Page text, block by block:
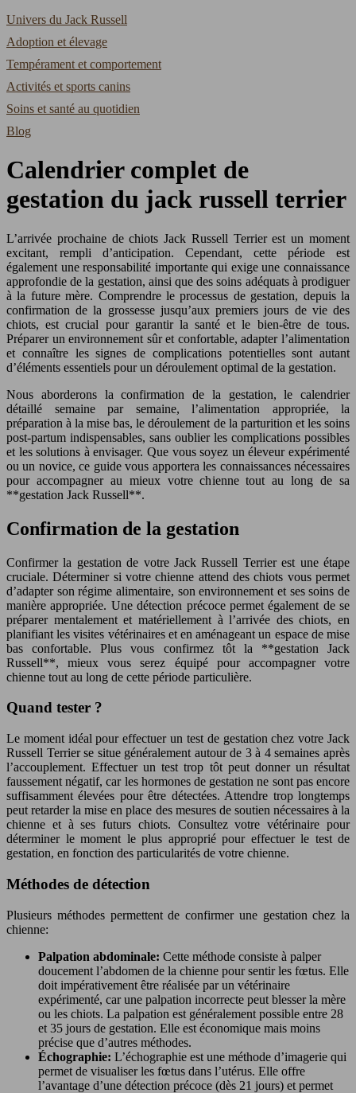
Univers du Jack Russell
Adoption et élevage
Tempérament et comportement
Activités et sports canins
Soins et santé au quotidien
Blog
Calendrier complet de
gestation du jack russell terrier
L’arrivée prochaine de chiots Jack Russell Terrier est un moment
excitant, rempli d’anticipation. Cependant, cette période est
également une responsabilité importante qui exige une connaissance
approfondie de la gestation, ainsi que des soins adéquats à prodiguer
à la future mère. Comprendre le processus de gestation, depuis la
confirmation de la grossesse jusqu’aux premiers jours de vie des
chiots, est crucial pour garantir la santé et le bien-être de tous.
Préparer un environnement sûr et confortable, adapter l’alimentation
et connaître les signes de complications potentielles sont autant
d’éléments essentiels pour un déroulement optimal de la gestation.
Nous aborderons la confirmation de la gestation, le calendrier
détaillé semaine par semaine, l’alimentation appropriée, la
préparation à la mise bas, le déroulement de la parturition et les soins
post-partum indispensables, sans oublier les complications possibles
et les solutions à envisager. Que vous soyez un éleveur expérimenté
ou un novice, ce guide vous apportera les connaissances nécessaires
pour accompagner au mieux votre chienne tout au long de sa
**gestation Jack Russell**.
Confirmation de la gestation
Confirmer la gestation de votre Jack Russell Terrier est une étape
cruciale. Déterminer si votre chienne attend des chiots vous permet
d’adapter son régime alimentaire, son environnement et ses soins de
manière appropriée. Une détection précoce permet également de se
préparer mentalement et matériellement à l’arrivée des chiots, en
planifiant les visites vétérinaires et en aménageant un espace de mise
bas confortable. Plus vous confirmez tôt la **gestation Jack
Russell**, mieux vous serez équipé pour accompagner votre
chienne tout au long de cette période particulière.
Quand tester ?
Le moment idéal pour effectuer un test de gestation chez votre Jack
Russell Terrier se situe généralement autour de 3 à 4 semaines après
l’accouplement. Effectuer un test trop tôt peut donner un résultat
faussement négatif, car les hormones de gestation ne sont pas encore
suffisamment élevées pour être détectées. Attendre trop longtemps
peut retarder la mise en place des mesures de soutien nécessaires à la
chienne et à ses futurs chiots. Consultez votre vétérinaire pour
déterminer le moment le plus approprié pour effectuer le test de
gestation, en fonction des particularités de votre chienne.
Méthodes de détection
Plusieurs méthodes permettent de confirmer une gestation chez la
chienne:
Palpation abdominale: Cette méthode consiste à palper
doucement l’abdomen de la chienne pour sentir les fœtus. Elle
doit impérativement être réalisée par un vétérinaire
expérimenté, car une palpation incorrecte peut blesser la mère
ou les chiots. La palpation est généralement possible entre 28
et 35 jours de gestation. Elle est économique mais moins
précise que d’autres méthodes.
Échographie: L’échographie est une méthode d’imagerie qui
permet de visualiser les fœtus dans l’utérus. Elle offre
l’avantage d’une détection précoce (dès 21 jours) et permet